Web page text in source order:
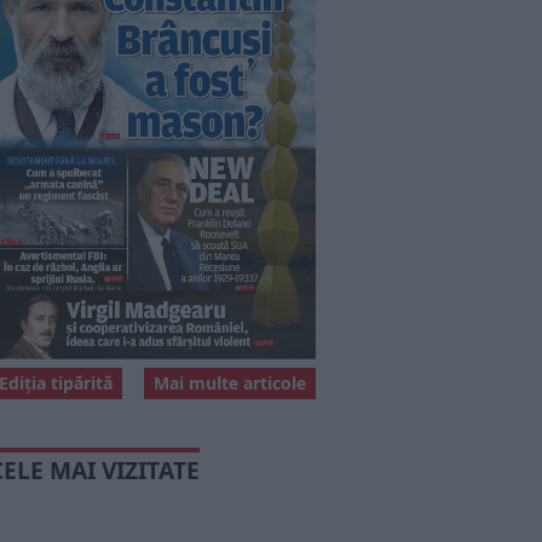
Mai multe articole
Ediția tipărită
MAI VIZITATE